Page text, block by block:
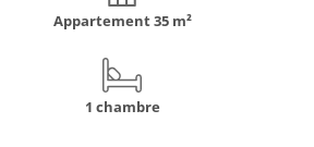
Appartement35 m²
1 chambre